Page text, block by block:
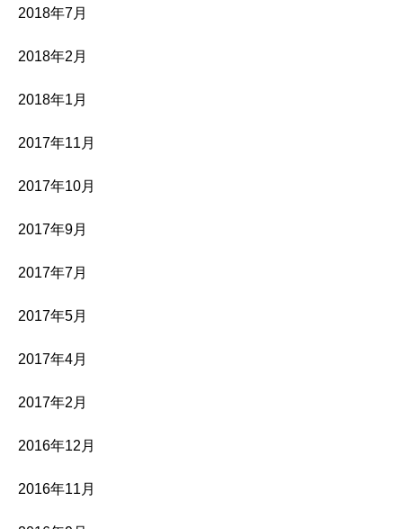
2018年7月
2018年2月
2018年1月
2017年11月
2017年10月
2017年9月
2017年7月
2017年5月
2017年4月
2017年2月
2016年12月
2016年11月